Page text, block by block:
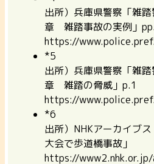
出所）兵庫県警察「雑
章 雑踏事故の実例」
https://
*5
出所）兵庫県警察「雑
章 雑踏の脅威」p.1
https://
*6
出所）NHKアーカイブ
大会で歩道橋事故」
https://